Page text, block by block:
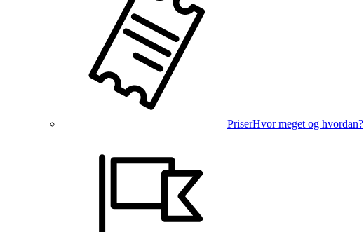
PriserHvor meget og hvordan?